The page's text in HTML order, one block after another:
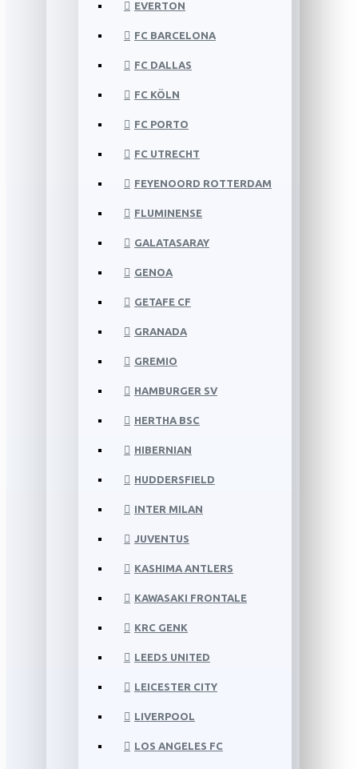
EVERTON
FC BARCELONA
FC DALLAS
FC KÖLN
FC PORTO
FC UTRECHT
FEYENOORD ROTTERDAM
FLUMINENSE
GALATASARAY
GENOA
GETAFE CF
GRANADA
GREMIO
HAMBURGER SV
HERTHA BSC
HIBERNIAN
HUDDERSFIELD
INTER MILAN
JUVENTUS
KASHIMA ANTLERS
KAWASAKI FRONTALE
KRC GENK
LEEDS UNITED
LEICESTER CITY
LIVERPOOL
LOS ANGELES FC